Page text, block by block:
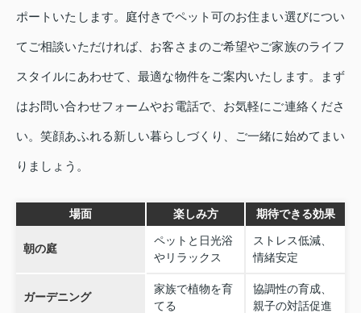
ポートいたします。庭付きでペット可のお住まい選びについ
てご相談いただければ、お客さまのご希望やご家族のライフ
スタイルにあわせて、最適な物件をご案内いたします。まず
はお問い合わせフォームやお電話で、お気軽にご連絡くださ
い。笑顔あふれる新しい暮らしづくり、ご一緒に始めてまい
りましょう。
場面 楽しみ方 期待できる効果
朝の庭
ペットと日光浴
やリラックス
ストレス低減、
情緒安定
ガーデニング
家族で植物を育
てる
協調性の育成、
親子の対話促進